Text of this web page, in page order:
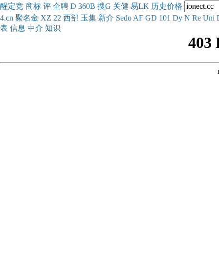
醒定竞 商标 评 企聘 D 360B 搜G 关健 易LK 历史价格
4.cn 聚名金 XZ 22 西部 玉集 新介 Sedo AF GD 101 Dy N Re Uni
表 信息 中介 知识